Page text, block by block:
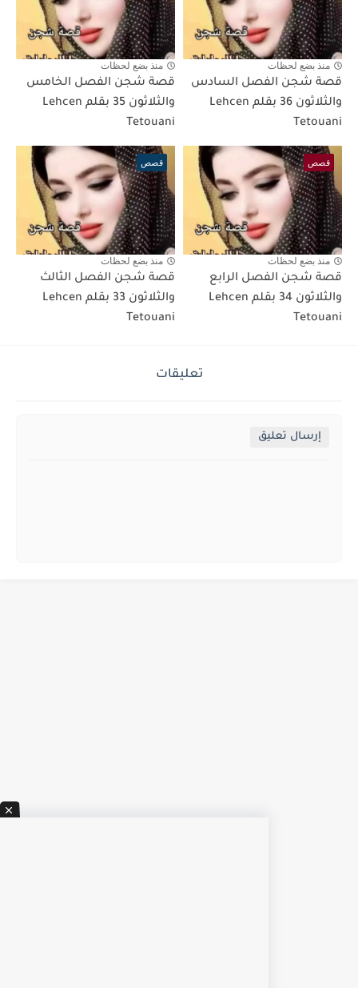
منذ بضع لحظات
قصة شجن الفصل السادس
والثلاثون 36 بقلم Lehcen
Tetouani
منذ بضع لحظات
قصة شجن الفصل الخامس
والثلاثون 35 بقلم Lehcen
Tetouani
قصص
منذ بضع لحظات
قصة شجن الفصل الرابع
والثلاثون 34 بقلم Lehcen
Tetouani
قصص
منذ بضع لحظات
قصة شجن الفصل الثالث
والثلاثون 33 بقلم Lehcen
Tetouani
تعليقات
إرسال تعليق